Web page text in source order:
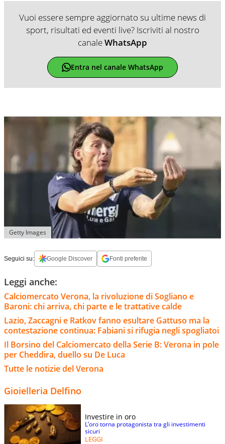
Vuoi essere sempre aggiornato su ultime news di
sport, risultati ed eventi live? Iscriviti al nostro
canaleWhatsApp
Entra nel canale WhatsApp
Getty Images
Seguici su: Google Discover Fonti preferite
Leggi anche:
Calciomercato Verona, la rivoluzione di Sogliano e
Baroni: chi arriva, chi parte e le trattative calde
Lazio, Zaccagni e Ratkov fanno esultare Gattuso ma la
contestazione continua: Fabiani si rifugia negli spogliatoi
Il Borsino del Calciomercato della Serie B: Verona in pole
per Cheddira, duello su De Luca
Tutte le notizie del Verona
Gioielleria Delfino
Investire in oro
L’oro torna protagonista tra gli investimenti
sicuri
LEGGI